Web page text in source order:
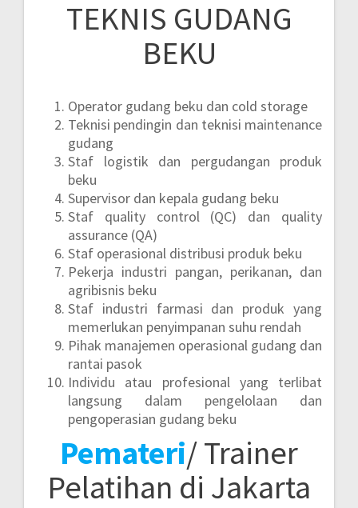
TEKNIS GUDANG
BEKU
Operator gudang beku dan cold storage
Teknisi pendingin dan teknisi maintenance
gudang
Staf logistik dan pergudangan produk
beku
Supervisor dan kepala gudang beku
Staf quality control (QC) dan quality
assurance (QA)
Staf operasional distribusi produk beku
Pekerja industri pangan, perikanan, dan
agribisnis beku
Staf industri farmasi dan produk yang
memerlukan penyimpanan suhu rendah
Pihak manajemen operasional gudang dan
rantai pasok
Individu atau profesional yang terlibat
langsung dalam pengelolaan dan
pengoperasian gudang beku
Pemateri/ Trainer
Pelatihan di Jakarta